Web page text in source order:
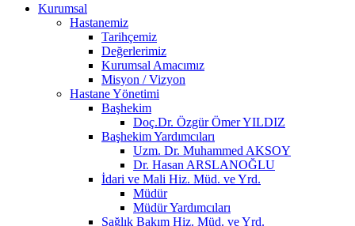
Kurumsal
Hastanemiz
Tarihçemiz
Değerlerimiz
Kurumsal Amacımız
Misyon / Vizyon
Hastane Yönetimi
Başhekim
Doç.Dr. Özgür Ömer YILDIZ
Başhekim Yardımcıları
Uzm. Dr. Muhammed AKSOY
Dr. Hasan ARSLANOĞLU
İdari ve Mali Hiz. Müd. ve Yrd.
Müdür
Müdür Yardımcıları
Sağlık Bakım Hiz. Müd. ve Yrd.